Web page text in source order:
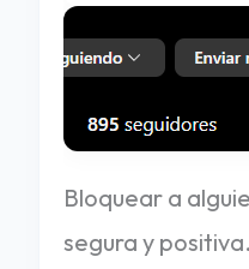
Bloquear a
segura y